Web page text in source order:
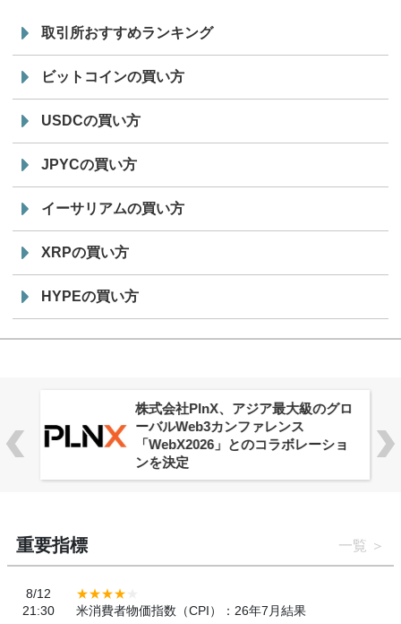
取引所おすすめランキング
ビットコインの買い方
USDCの買い方
JPYCの買い方
イーサリアムの買い方
XRPの買い方
HYPEの買い方
株式会社PlnX、アジア最大級のグロ
ーバルWeb3カンファレンス
「WebX2026」とのコラボレーショ
ンを決定
重要指標 一覧
8/12
21:30
米消費者物価指数（CPI）：26年7月結果